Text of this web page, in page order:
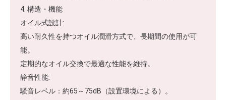
4. 構造・機能
オイル式設計:
高い耐久性を持つオイル潤滑方式で、長期間の使用が可
能。
定期的なオイル交換で最適な性能を維持。
静音性能:
騒音レベル：約65～75dB（設置環境による）。